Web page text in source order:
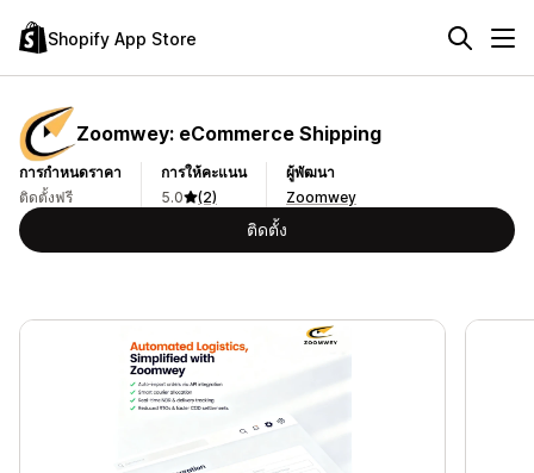
Shopify App Store
Zoomwey: eCommerce Shipping
การกำหนดราคา
ติดตั้งฟรี
การให้คะแนน
5.0
(2)
ผู้พัฒนา
Zoomwey
ติดตั้ง